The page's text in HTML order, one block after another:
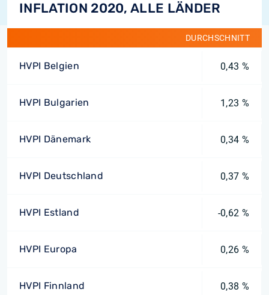
INFLATION 2020, ALLE LÄNDER
DURCHSCHNITT
HVPI Belgien 0,43 %
HVPI Bulgarien 1,23 %
HVPI Dänemark 0,34 %
HVPI Deutschland 0,37 %
HVPI Estland -0,62 %
HVPI Europa 0,26 %
HVPI Finnland 0,38 %